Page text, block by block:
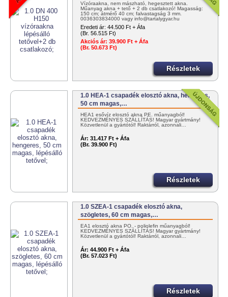
Vízóraakna, nem mászható, hegesztett akna.
Műanyag akna + tető + 2 db csatlakozó! Magasság:
150 cm; átmérő 40 cm; falvastagság 3 mm.
0036303834000 vagy info@tartalygyar.hu
Eredeti ár: 44.500 Ft + Áfa
(Br. 56.515 Ft)
Akciós ár: 39.900 Ft + Áfa
(Br. 50.673 Ft)
Részletek
1.0 HEA-1 csapadék elosztó akna, hengeres,
50 cm magas,…
HEA1 esővíz elosztó akna PE. műanyagból!
KEDVEZMÉNYES SZÁLLÍTÁS! Magyar gyártmány!
Közvetlenül a gyártótól! Raktárról, azonnali…
Ár: 31.417 Ft + Áfa
(Br. 39.900 Ft)
Részletek
1.0 SZEA-1 csapadék elosztó akna,
szögletes, 60 cm magas,…
EA1 elosztó akna PO. - poliolefin műanyagból!
KEDVEZMÉNYES SZÁLLÍTÁS! Magyar gyártmány!
Közvetlenül a gyártótól! Raktárról, azonnali…
Ár: 44.900 Ft + Áfa
(Br. 57.023 Ft)
Részletek